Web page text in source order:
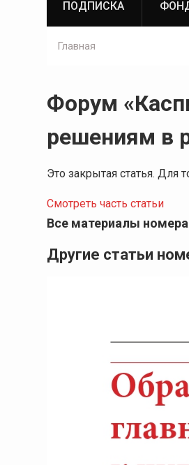
ПОДПИСКА
Главная
Форум
решениям в
Это закрытая статья. Для
Смотреть часть статьи
Все материалы номера
Другие статьи